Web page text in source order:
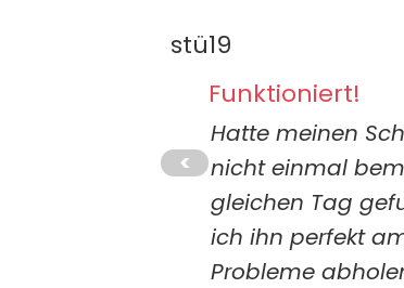
stü19
Funktioniert!
<
Hatte meinen
nicht einmal
gleichen Tag
ich ihn perfekt
Probleme